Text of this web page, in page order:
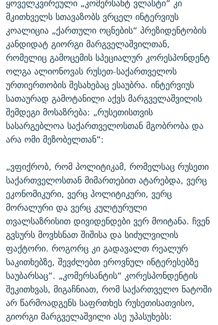
ყოველკვირეული „კომერსანტ ვლასტი“ კი
მკითხველს სთავაზობს ვრცელ ინტერვიუს
კოალიცია „ქართული ოცნების“ პრეზიდენტობის
კანდიდატ გიორგი მარგველაშვილთან,
რომელიც გამოცემის სპეციალურ კორესპონდენტ
ოლგა ალიონოვას რუსეთ-საქართველოს
ურთიერთობის შესახებაც ესაუბრა. ინტერვიუს
სათაურად გამოტანილი აქვს მარგველაშვილის
შემდეგი მოსაზრება: „რუსეთისთვის
სასარგებლოა საქართველოსთან მგობრობა და
არა ომი მეზობელთან“:
„ვფიქრობ, რომ პოლიტიკამ, რომელსაც რუსეთი
საქართველოსთან მიმართებით ატარებდა, ვერც
ეკონომიკური, ვერც პოლიტიკური, ვერც
მორალური და ვერც კულტურული
თვალსაზრისით დივიდენდები ვერ მოიტანა. ჩვენ
გვსურს მოვხსნათ შიშისა და სიძულვილის
ფაქტორი. როგორც კი გადავალთ რეალურ
საკითხებზე, შევძლებთ ეროვნულ ინტერესებზე
საუბარსაც“. „კომერსანტის“ კორესპონდენტის
შეკითხვას, მიგაჩნიათ, რომ საქართველო ნატოში
არ წარმოადგენს საფრთხეს რუსეთისათვისო,
გიორგი მარგველაშვილი ასე უპასუხებს: